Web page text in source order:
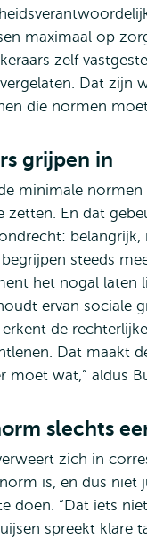
maximaal op
zelf
Dat zijn
die normen
grijpen in
minimale
zetten. En dat
begrijpen steeds
het nogal laten
ervan sociale
de
Dat maakt
moet wat,” aldus
slechts
zich in
is, en dus niet
doen. “Dat iets
spreekt klare